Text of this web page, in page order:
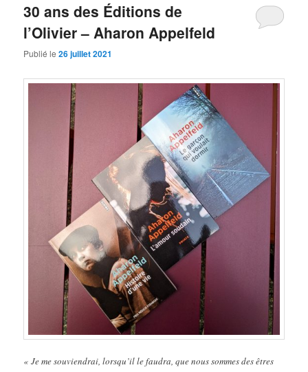
30 ans des Éditions de
l’Olivier – Aharon Appelfeld
Publié le26 juillet 2021
« Je me souviendrai, lorsqu’il le faudra, que nous sommes des êtres